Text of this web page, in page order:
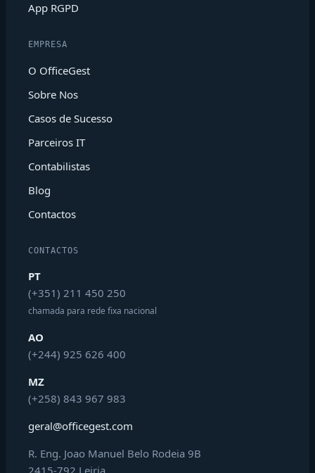
App RGPD
EMPRESA
O OfficeGest
Sobre Nos
Casos de Sucesso
Parceiros IT
Contabilistas
Blog
Contactos
CONTACTOS
PT
(+351) 211 450 250
chamada para rede fixa nacional
AO
(+244) 925 626 400
MZ
(+258) 843 967 983
geral@officegest.com
R. Eng. Joao Manuel Belo Rodeia 9B